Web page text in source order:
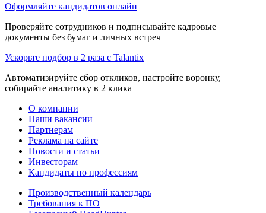
Оформляйте кандидатов онлайн
Проверяйте сотрудников и подписывайте кадровые
документы без бумаг и личных встреч
Ускорьте подбор в 2 раза с Talantix
Автоматизируйте сбор откликов, настройте воронку,
собирайте аналитику в 2 клика
О компании
Наши вакансии
Партнерам
Реклама на сайте
Новости и статьи
Инвесторам
Кандидаты по профессиям
Производственный календарь
Требования к ПО